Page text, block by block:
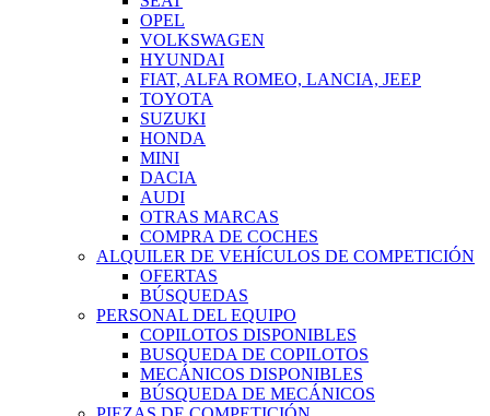
OPEL
VOLKSWAGEN
HYUNDAI
FIAT, ALFA ROMEO, LANCIA, JEEP
TOYOTA
SUZUKI
HONDA
MINI
DACIA
AUDI
OTRAS MARCAS
COMPRA DE COCHES
ALQUILER DE VEHÍCULOS DE COMPETICIÓN
OFERTAS
BÚSQUEDAS
PERSONAL DEL EQUIPO
COPILOTOS DISPONIBLES
BUSQUEDA DE COPILOTOS
MECÁNICOS DISPONIBLES
BÚSQUEDA DE MECÁNICOS